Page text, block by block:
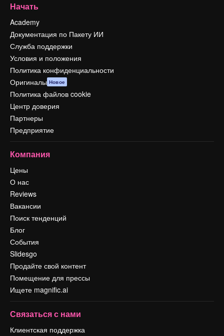
Начать
Academy
Документация по Пакету ИИ
Служба поддержки
Условия и положения
Политика конфиденциальности
Оригиналы Новое
Политика файлов cookie
Центр доверия
Партнеры
Предприятие
Компания
Цены
О нас
Reviews
Вакансии
Поиск тенденций
Блог
События
Slidesgo
Продайте свой контент
Помещение для прессы
Ищете magnific.ai
Связаться с нами
Клиентская поддержка